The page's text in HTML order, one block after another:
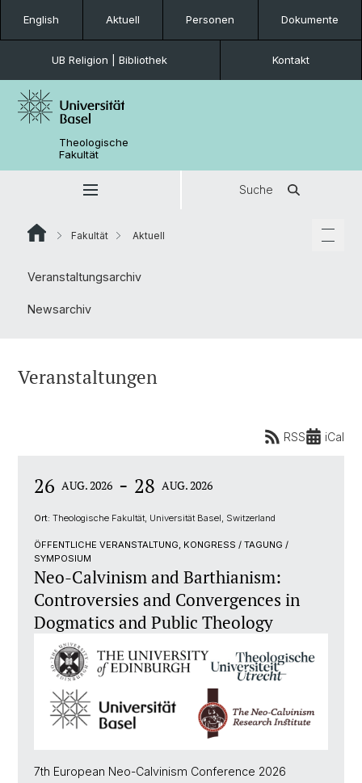
English Aktuell Personen Dokumente
UB Religion | Bibliothek Kontakt
Theologische
Fakultät
Suche
Fakultät Aktuell
Veranstaltungsarchiv
Newsarchiv
Veranstaltungen
RSS iCal
26 AUG. 2026 - 28 AUG. 2026
Ort: Theologische Fakultät, Universität Basel, Switzerland
ÖFFENTLICHE VERANSTALTUNG, KONGRESS / TAGUNG /
SYMPOSIUM
Neo-Calvinism and Barthianism:
Controversies and Convergences in
Dogmatics and Public Theology
7th European Neo-Calvinism Conference 2026